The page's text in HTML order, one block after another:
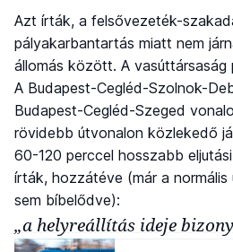
Azt írták, a felsővezeték-
pályakarbantartás miatt nem
állomás között. A
A Budapest-Cegléd-Szolnok-
Budapest-Cegléd-Szeged
rövidebb útvonalon közlekedő
60-120 perccel hosszabb
írták, hozzátéve (már a
sem bíbelődve):
„a helyreállítás ideje